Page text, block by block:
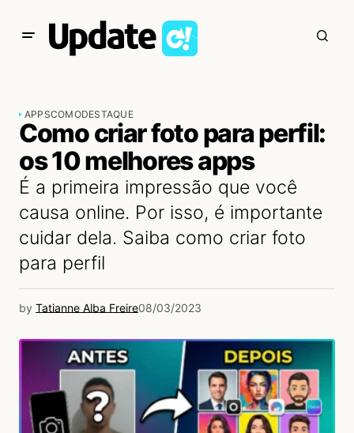
APPSCOMODESTAQUE
Como criar foto para perfil:
os 10 melhores apps
É a primeira impressão que você
causa online. Por isso, é importante
cuidar dela. Saiba como criar foto
para perfil
by Tatianne Alba Freire08/03/2023